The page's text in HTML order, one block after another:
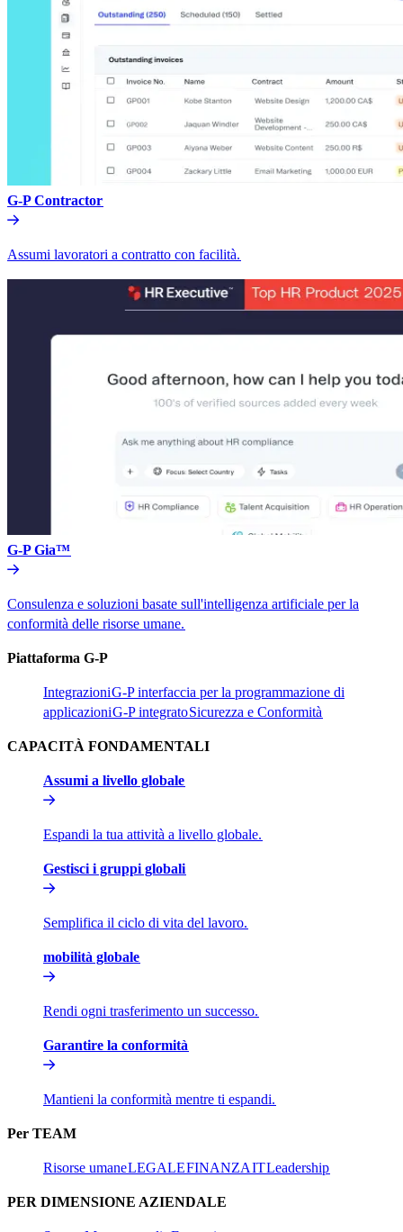
G-P Contractor​​
Assumi lavoratori a contratto con facilità.​​
G-P Gia™​​
Consulenza e soluzioni basate sull'intelligenza artificiale per la
conformità delle risorse umane.​​
Piattaforma G-P​​
Integrazioni​​G-P interfaccia per la programmazione di
applicazioni​​G-P integrato​​Sicurezza e Conformità​​
CAPACITÀ FONDAMENTALI​​
Assumi a livello globale​​
Espandi la tua attività a livello globale.​​
Gestisci i gruppi globali​​
Semplifica il ciclo di vita del lavoro.​​
mobilità globale​​
Rendi ogni trasferimento un successo.​​
Garantire la conformità​​
Mantieni la conformità mentre ti espandi.​​
Per TEAM​​
Risorse umane​​LEGALE​​FINANZA​​IT​​Leadership​​
PER DIMENSIONE AZIENDALE​​